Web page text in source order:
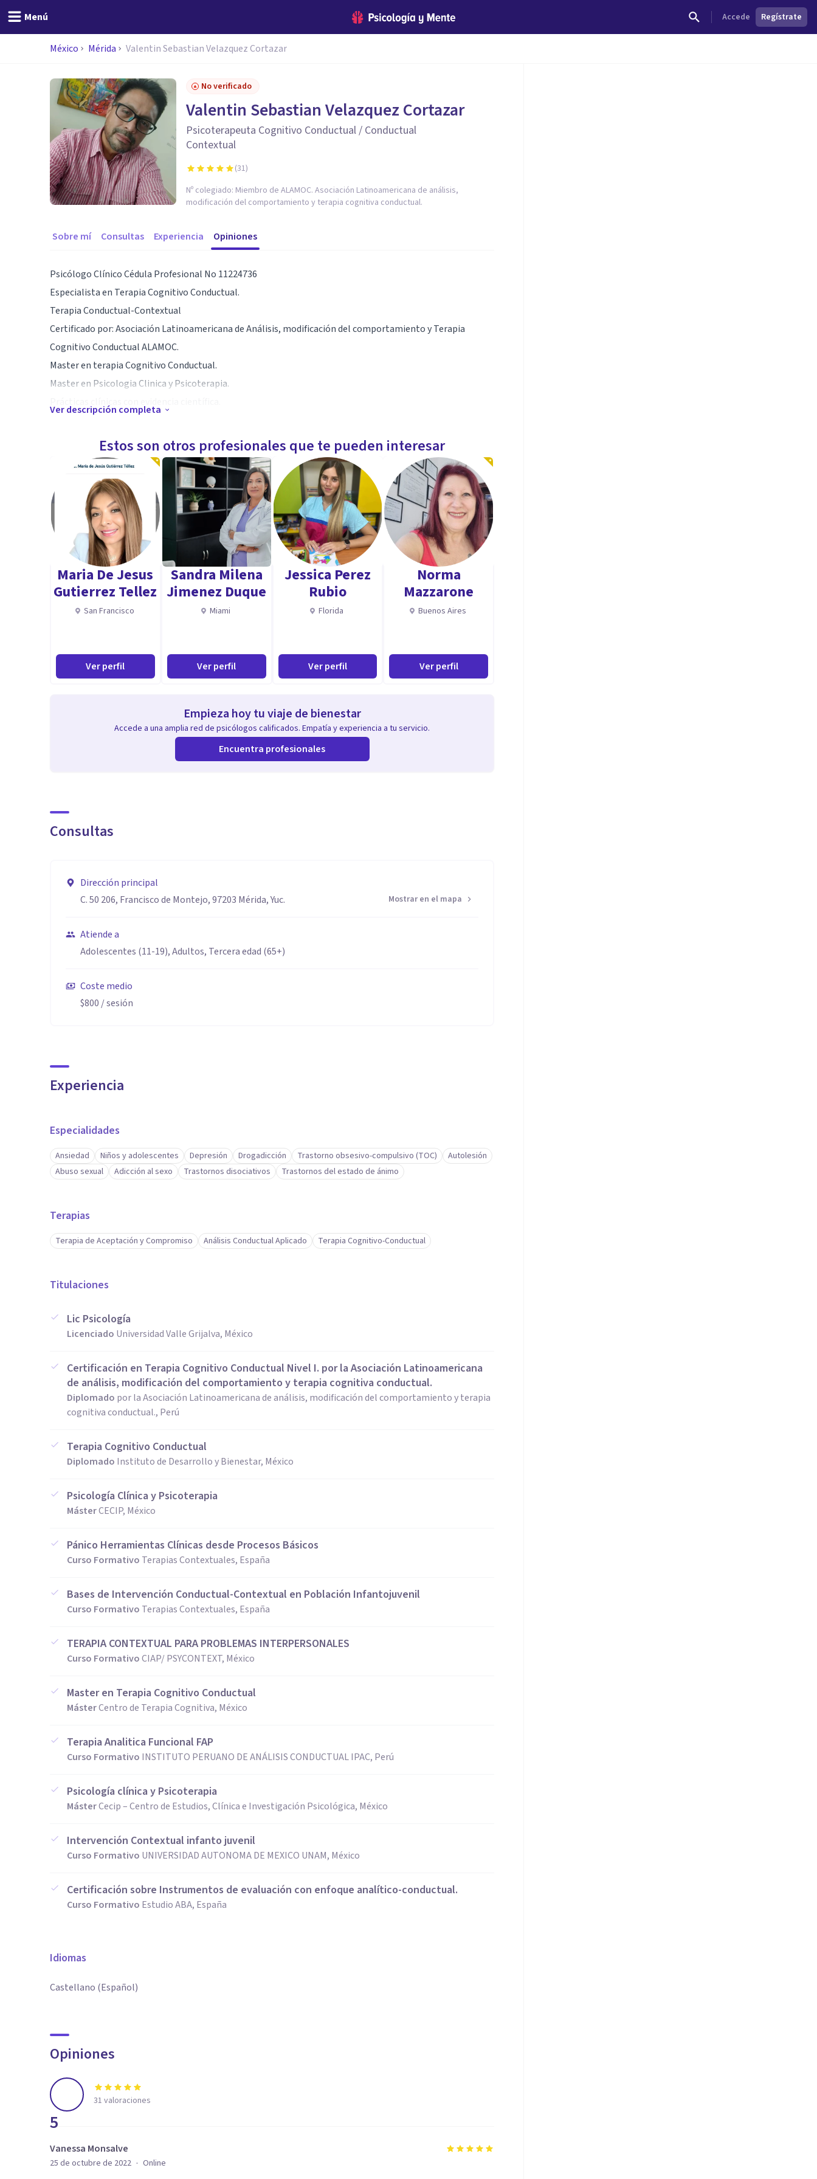
Menú Accede Regístrate
México Mérida Valentin Sebastian Velazquez Cortazar
No verificado
Valentin Sebastian Velazquez Cortazar
Psicoterapeuta Cognitivo Conductual / Conductual
Contextual
(31)
Nº colegiado: Miembro de ALAMOC. Asociación Latinoamericana de análisis,
modificación del comportamiento y terapia cognitiva conductual.
Sobre mí Consultas Experiencia Opiniones
Psicólogo Clínico Cédula Profesional No 11224736
Especialista en Terapia Cognitivo Conductual.
Terapia Conductual-Contextual
Certificado por: Asociación Latinoamericana de Análisis, modificación del comportamiento y Terapia
Cognitivo Conductual ALAMOC.
Master en terapia Cognitivo Conductual.
Master en Psicologia Clinica y Psicoterapia.
Especialidad
Tratamientos para:
Crisis de Pánico, Trastorno Ansiedad y Ansiedad Generalizada, estrés Postraumático.
Ansiedad Social en el adolescente
Miedos y Fobias Específicas.
Trastornos de la conducta alimentaria (Anorexia y Bulimia)
Modificación conductas no deseadas.
Impulsividad, conductas obsesivas, compulsividad.
Trastorno obsesivo compulsivo
Tratamiento Eficaz para la Depresión (AC)
Conductas autolesivas en el adolescente
Problemas con el consumo de alcohol y sustancias.
Psicólogo Clínico Cédula Profesional No 11224736
Especialista en Terapia Cognitivo Conductual.
Terapia Conductual-Contextual
Modificación del comportamiento y
Terapia Cognitivo Conductual (ALAMOC )
Ver descripción completa
Estos son otros profesionales que te pueden interesar
Maria De Jesus
Gutierrez Tellez
San Francisco
Ver perfil
Sandra Milena
Jimenez Duque
Miami
Ver perfil
Jessica Perez
Rubio
Florida
Ver perfil
Norma
Mazzarone
Buenos Aires
Ver perfil
Empieza hoy tu viaje de bienestar
Accede a una amplia red de psicólogos calificados. Empatía y experiencia a tu servicio.
Encuentra profesionales
Consultas
Dirección principal
C. 50 206, Francisco de Montejo, 97203 Mérida, Yuc.
Mostrar en el mapa
Atiende a
Adolescentes (11-19), Adultos, Tercera edad (65+)
Coste medio
$800 / sesión
Experiencia
Especialidades
Ansiedad Niños y adolescentes Depresión Drogadicción Trastorno obsesivo-compulsivo (TOC)
Autolesión
Abuso sexual
Adicción al sexo Trastornos disociativos Trastornos del estado de ánimo
Terapias
Terapia de Aceptación y Compromiso Análisis Conductual Aplicado Terapia Cognitivo-Conductual
Titulaciones
Lic Psicología
Licenciado Universidad Valle Grijalva, México
Certificación en Terapia Cognitivo Conductual Nivel I. por la Asociación Latinoamericana
de análisis, modificación del comportamiento y terapia cognitiva conductual.
Diplomado por la Asociación Latinoamericana de análisis, modificación del comportamiento y terapia
cognitiva conductual., Perú
Terapia Cognitivo Conductual
Diplomado Instituto de Desarrollo y Bienestar, México
Psicología Clínica y Psicoterapia
MásterCECIP, México
Pánico Herramientas Clínicas desde Procesos Básicos
Curso Formativo Terapias Contextuales, España
Bases de Intervención Conductual-Contextual en Población Infantojuvenil
Curso Formativo Terapias Contextuales, España
TERAPIA CONTEXTUAL PARA PROBLEMAS INTERPERSONALES
Curso FormativoCIAP/ PSYCONTEXT, México
Master en Terapia Cognitivo Conductual
MásterCentro de Terapia Cognitiva, México
Terapia Analitica Funcional FAP
Curso Formativo INSTITUTO PERUANO DE ANÁLISIS CONDUCTUAL IPAC, Perú
Psicología clínica y Psicoterapia
MásterCecip – Centro de Estudios, Clínica e Investigación Psicológica, México
Intervención Contextual infanto juvenil
Curso Formativo UNIVERSIDAD AUTONOMA DE MEXICO UNAM, México
Certificación sobre Instrumentos de evaluación con enfoque analítico-conductual.
Curso Formativo Estudio ABA, España
Idiomas
Castellano (Español)
Opiniones
5
31 valoraciones
Vanessa Monsalve
25 de octubre de 2022 · Online